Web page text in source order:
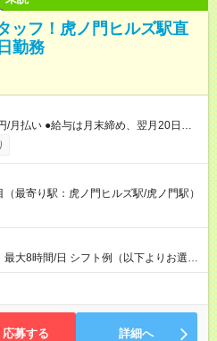
ッフ！虎ノ門ヒルズ駅直
勤務
め、翌月20日の
ごとに勤務日数に応じて実費精算。 ●
※Ｗワークの方は、他社
採用時と同じです。
最寄り駅：虎ノ門ヒルズ駅/虎ノ門駅）
大8時間/日 シフト例（以下よりお選び
：30（休憩1時間） (2)7：00～16：
時間） ◎月曜～金曜日（週5日）
応募する 詳細へ